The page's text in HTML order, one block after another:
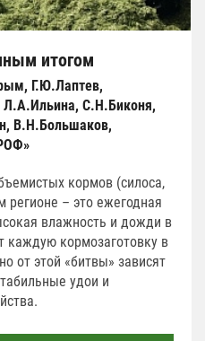
итогом
Г.Ю.Лаптев,
С.Н.Биконя,
В.Н.Большаков,
кормов (силоса,
– это ежегодная
влажность и дожди в
каждую кормозаготовку в
от этой «битвы» зависят
удои и